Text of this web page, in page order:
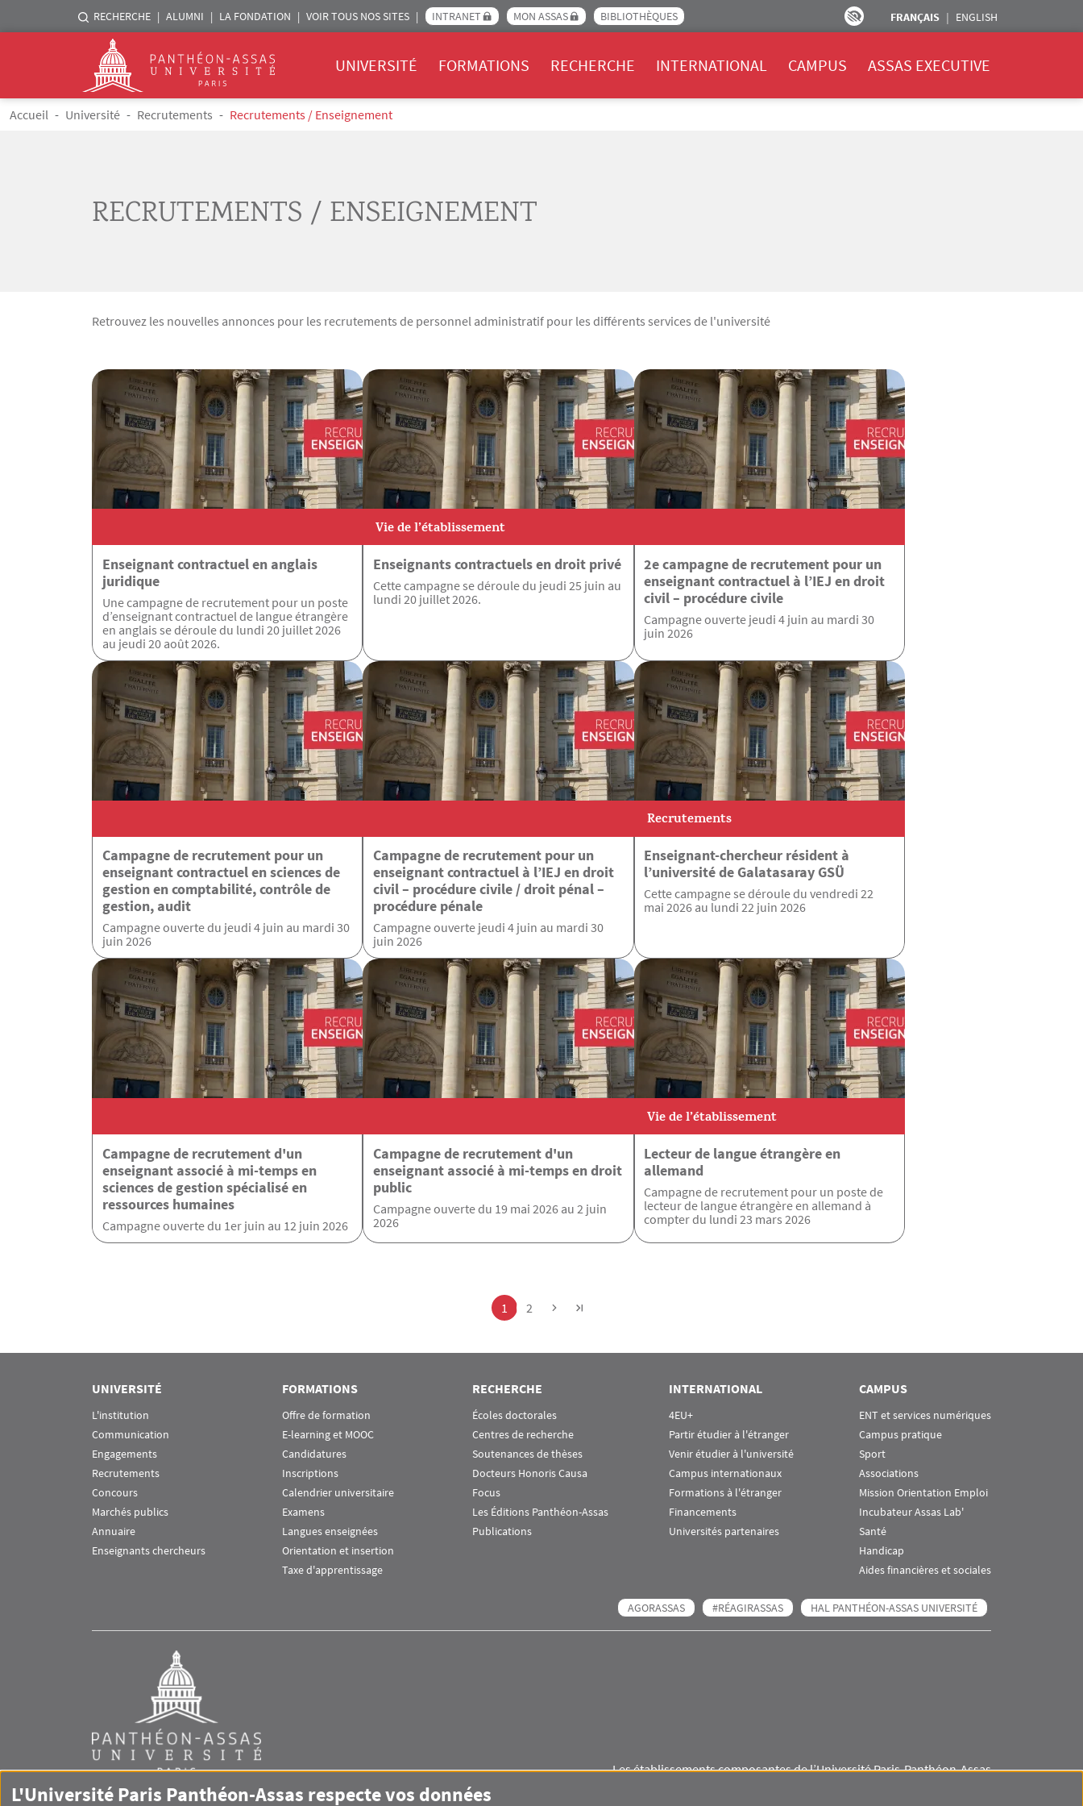
Aller au contenu principal
Menu liste sites Assas
RECHERCHE ALUMNI LA FONDATION VOIR TOUS NOS SITES INTRANET MON ASSAS BIBLIOTHÈQUES FRANÇAIS ENGLISH
Logo
UNIVERSITÉ FORMATIONS RECHERCHE INTERNATIONAL CAMPUS ASSAS EXECUTIVE
Fil d'Ariane
Accueil Université Recrutements Recrutements / Enseignement
RECRUTEMENTS / ENSEIGNEMENT
Retrouvez les nouvelles annonces pour les recrutements de personnel administratif pour les différents services de l'université
Enseignant contractuel en anglais
juridique
Une campagne de recrutement pour un poste
d’enseignant contractuel de langue étrangère
en anglais se déroule du lundi 20 juillet 2026
au jeudi 20 août 2026.
Vie de l’établissement
Enseignants contractuels en droit privé
Cette campagne se déroule du jeudi 25 juin au
lundi 20 juillet 2026.
2e campagne de recrutement pour un
enseignant contractuel à l’IEJ en droit
civil – procédure civile
Campagne ouverte jeudi 4 juin au mardi 30
juin 2026
Campagne de recrutement pour un
enseignant contractuel en sciences de
gestion en comptabilité, contrôle de
gestion, audit
Campagne ouverte du jeudi 4 juin au mardi 30
juin 2026
Campagne de recrutement pour un
enseignant contractuel à l’IEJ en droit
civil – procédure civile / droit pénal –
procédure pénale
Campagne ouverte jeudi 4 juin au mardi 30
juin 2026
Recrutements
Enseignant-chercheur résident à
l’université de Galatasaray GSÜ
Cette campagne se déroule du vendredi 22
mai 2026 au lundi 22 juin 2026
Campagne de recrutement d'un
enseignant associé à mi-temps en
sciences de gestion spécialisé en
ressources humaines
Campagne ouverte du 1er juin au 12 juin 2026
Campagne de recrutement d'un
enseignant associé à mi-temps en droit
public
Campagne ouverte du 19 mai 2026 au 2 juin
2026
Vie de l’établissement
Lecteur de langue étrangère en
allemand
Campagne de recrutement pour un poste de
lecteur de langue étrangère en allemand à
compter du lundi 23 mars 2026
Page
1 Page
2
UNIVERSITÉ
L'institution
Communication
Engagements
Recrutements
Concours
Marchés publics
Annuaire
Enseignants chercheurs
FORMATIONS
Offre de formation
E-learning et MOOC
Candidatures
Inscriptions
Calendrier universitaire
Examens
Langues enseignées
Orientation et insertion
Taxe d'apprentissage
RECHERCHE
Écoles doctorales
Centres de recherche
Soutenances de thèses
Docteurs Honoris Causa
Focus
Les Éditions Panthéon-Assas
Publications
INTERNATIONAL
4EU+
Partir étudier à l'étranger
Venir étudier à l'université
Campus internationaux
Formations à l'étranger
Financements
Universités partenaires
CAMPUS
ENT et services numériques
Campus pratique
Sport
Associations
Mission Orientation Emploi
Incubateur Assas Lab'
Santé
Handicap
Aides financières et sociales
AGORASSAS #RÉAGIRASSAS HAL PANTHÉON-ASSAS UNIVERSITÉ
Les établissements composantes de l’Université Paris-Panthéon-Assas
L'Université Paris Panthéon-Assas respecte vos données